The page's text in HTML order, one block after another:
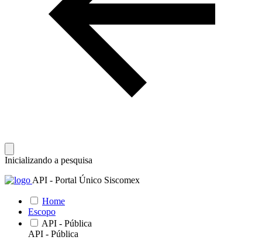
Inicializando a pesquisa
API - Portal Único Siscomex
Home
Escopo
API - Pública
API - Pública